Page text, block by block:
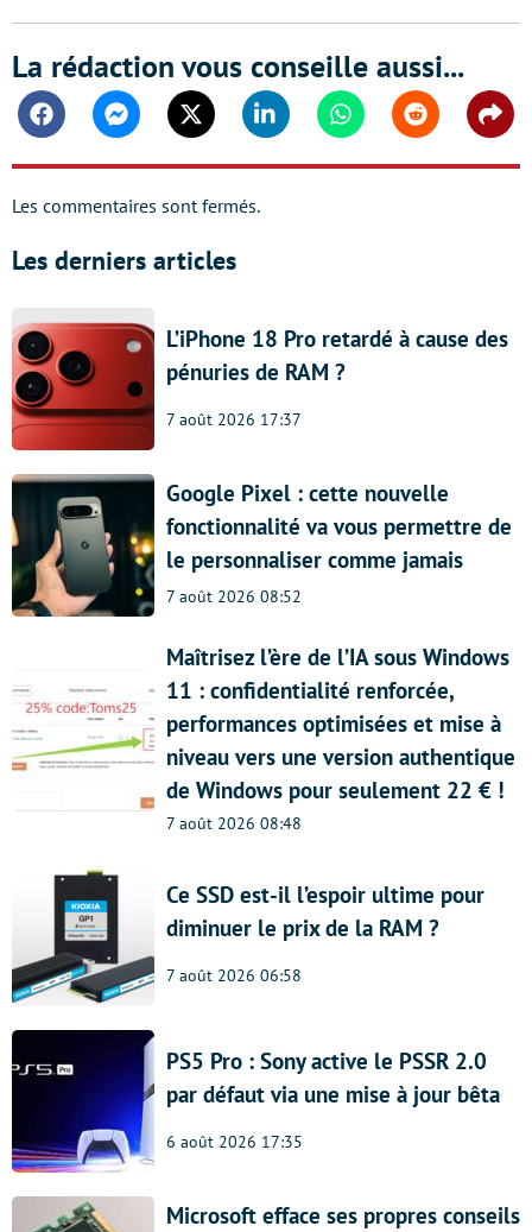
La rédaction vous conseille aussi...
FacebookMessengerTwitter Linkedin WhatsappReddit
Les commentaires sont fermés.
Les derniers articles
L’iPhone 18 Pro retardé à cause des
pénuries de RAM ?
7 août 2026 17:37
Google Pixel : cette nouvelle
fonctionnalité va vous permettre de
le personnaliser comme jamais
7 août 2026 08:52
Maîtrisez l’ère de l’IA sous Windows
11 : confidentialité renforcée,
performances optimisées et mise à
niveau vers une version authentique
de Windows pour seulement 22 € !
7 août 2026 08:48
Ce SSD est-il l’espoir ultime pour
diminuer le prix de la RAM ?
7 août 2026 06:58
PS5 Pro : Sony active le PSSR 2.0
par défaut via une mise à jour bêta
6 août 2026 17:35
Microsoft efface ses propres conseils